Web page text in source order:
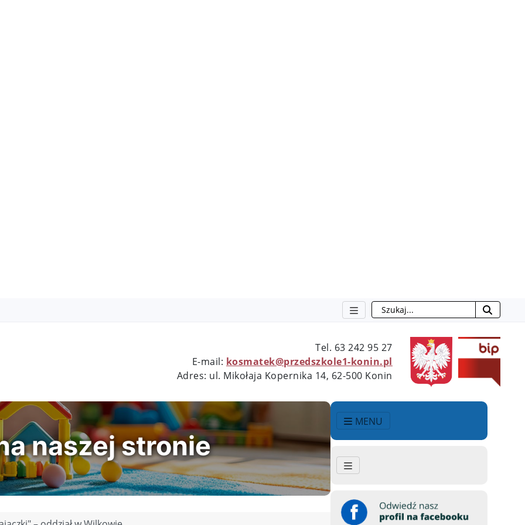
Szukaj
Tel. 63 242 95 27
E-mail: kosmatek@przedszkole1-konin.pl
Adres: ul. Mikołaja Kopernika 14, 62-500 Konin
MENU
naszej stronie